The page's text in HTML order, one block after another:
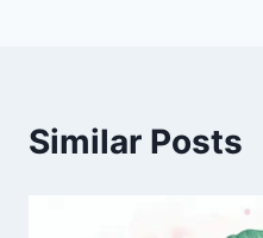
Similar Posts